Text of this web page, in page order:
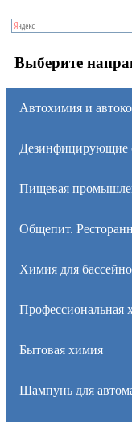
Выберите
Автохимия и
Дезинфицирующие
Пищевая
Общепит.
Химия для
Профессиональная
Бытовая химия
Шампунь для